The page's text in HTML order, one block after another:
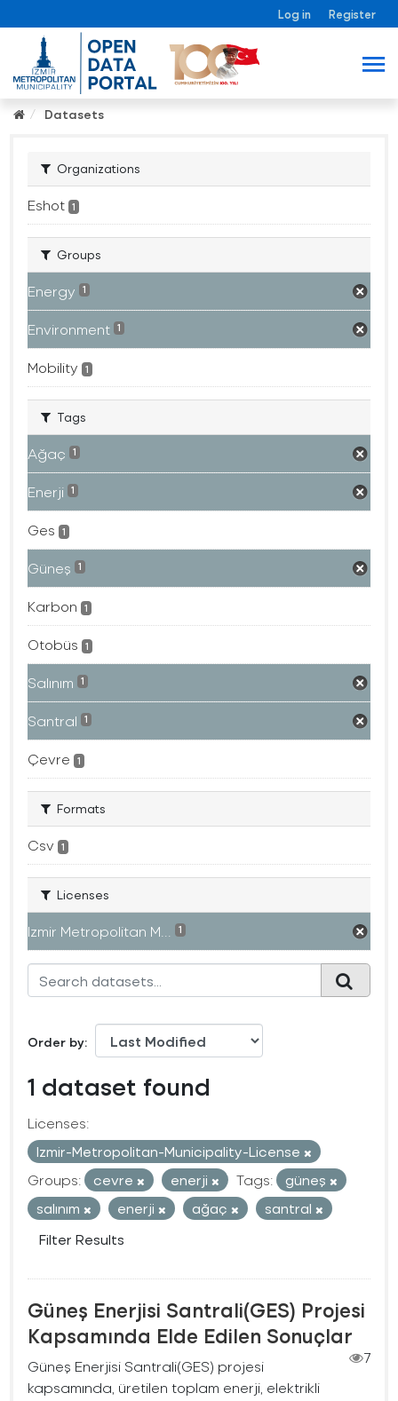
Log in Register
Datasets
Organizations
Eshot 1
Groups
Energy 1
Environment 1
Mobility 1
Tags
Ağaç 1
Enerji 1
Ges 1
Güneş 1
Karbon 1
Otobüs 1
Salınım 1
Santral 1
Çevre 1
Formats
Csv 1
Licenses
Izmir Metropolitan M... 1
Order by
1 dataset found
Licenses:
Izmir-Metropolitan-Municipality-License
Groups:
cevre enerji Tags:
güneş
salınım
enerji ağaç
santral
Filter Results
Güneş Enerjisi Santrali(GES) Projesi
Kapsamında Elde Edilen Sonuçlar
7
Güneş Enerjisi Santrali(GES) projesi
kapsamında, üretilen toplam enerji, elektrikli